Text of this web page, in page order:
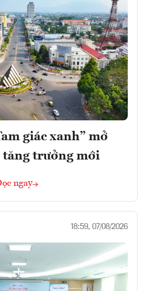
giác xanh” mở
tăng trưởng mới
ngay
18:59, 07/08/2026